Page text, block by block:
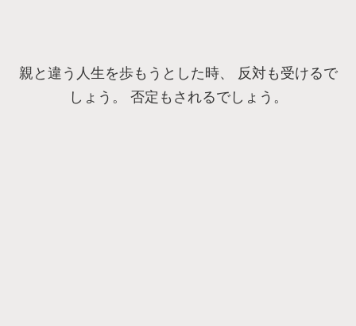
親と違う人生を歩もうとした時、 反対も受けるで
しょう。 否定もされるでしょう。